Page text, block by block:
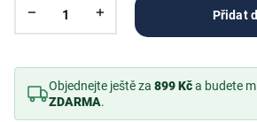
Přidat
Objednejte ještě za 899 Kča budete
ZDARMA.